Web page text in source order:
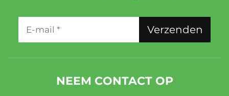
Verzenden
NEEM CONTACT OP